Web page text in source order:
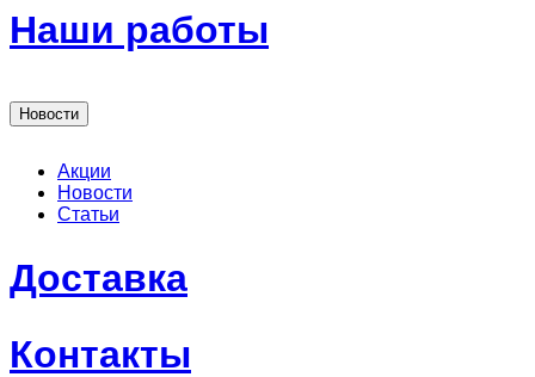
Наши работы
Новости
Акции
Новости
Статьи
Доставка
Контакты